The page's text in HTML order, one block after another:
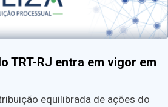
TRT-RJ entra em vigor em
equilibrada de ações do